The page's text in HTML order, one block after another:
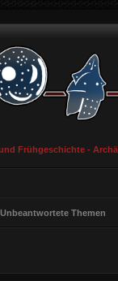
Frühgeschichte -
Unbeantwortete Themen